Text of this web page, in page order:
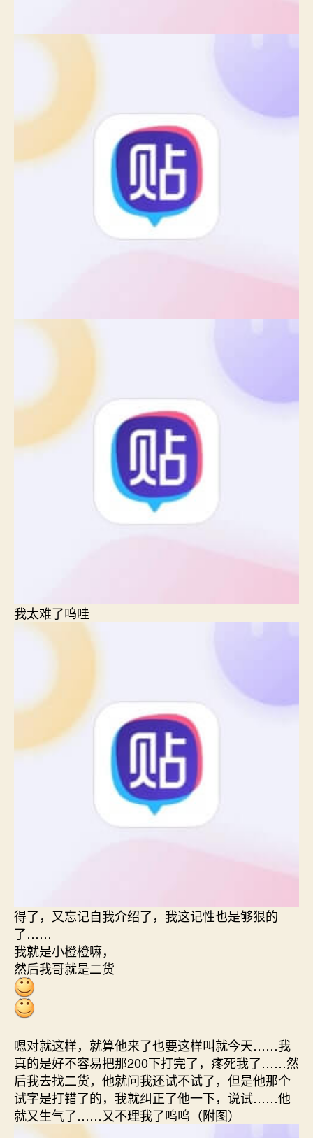
我太难了呜哇
得了，又忘记自我介绍了，我这记性也是够狠的
了……
我就是小橙橙嘛，
然后我哥就是二货
嗯对就这样，就算他来了也要这样叫就今天……我
真的是好不容易把那200下打完了，疼死我了……然
后我去找二货，他就问我还试不试了，但是他那个
试字是打错了的，我就纠正了他一下，说试……他
就又生气了……又不理我了呜呜（附图）